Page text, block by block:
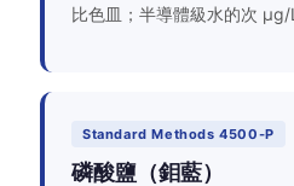
比色皿；半導體級水的次 µg/
Standard Methods 4500-P
磷酸鹽（鉬藍）